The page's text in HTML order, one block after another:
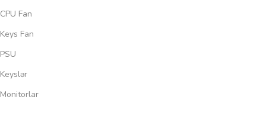
CPU Fan
Keys Fan
PSU
Keyslər
Monitorlar